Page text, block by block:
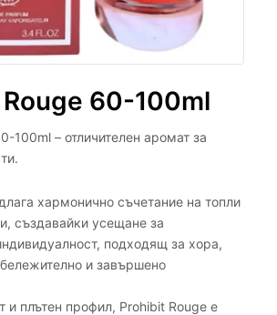
60-100ml
100ml – отличителен аромат за
хармонично съчетание на топли
създавайки усещане за
подходящ за хора,
и завършено
и плътен профил, Prohibit Rouge е